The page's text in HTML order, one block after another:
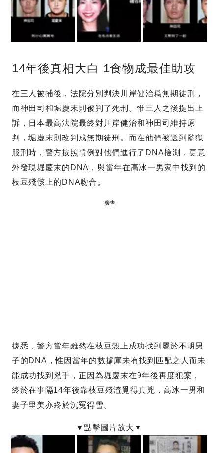
14年後真相大白 1食物成最佳助攻
在三人被捕後，法院分別判決川岸健治爲無期徒刑，
而神田司和堀慶末則被判了死刑。惟三人之後提出上
訴，日本最高法院最終對川岸健治和神田司維持原
判，堀慶末則改判成無期徒刑。而在他們被送到監獄
服刑時，警方按照慣例對他們進行了DNA檢測，更意
外發現堀慶末的DNA，與當年在高冰一男家中找到的
枝豆殘骸上的DNA吻合。
廣告
據悉，警方當年雖然在枝豆殼上成功找到屬於不明男
子的DNA，惟因當年的數據庫未有找到匹配之人而未
能成功找到兇手，正因為堀慶末在9年後再度犯案，
終於在事隔14年後靠枝豆殘渣覓得真兇，高冰一男和
妻子里美亦終於沉冤得雪。